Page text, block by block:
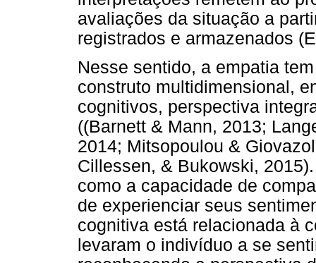
avaliações da situação a
registrados e armazenados
Nesse sentido, a empatia
construto multidimensional,
cognitivos, perspectiva
((Barnett & Mann, 2013;
2014; Mitsopoulou &
Cillessen, & Bukowski,
como a capacidade de
de experienciar seus
cognitiva está relacionada à
levaram o indivíduo a se